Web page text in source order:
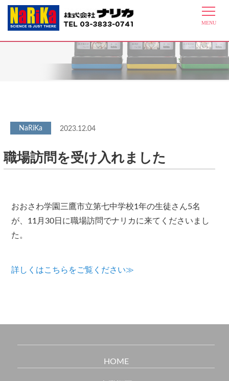
最新情報
2023.12.04
職場訪問を受け入れました
おおさわ学園三鷹市立第七中学校1年の生徒さん5名
が、11月30日に職場訪問でナリカに来てくださいまし
た。
詳しくはこちらをご覧ください≫
HOME